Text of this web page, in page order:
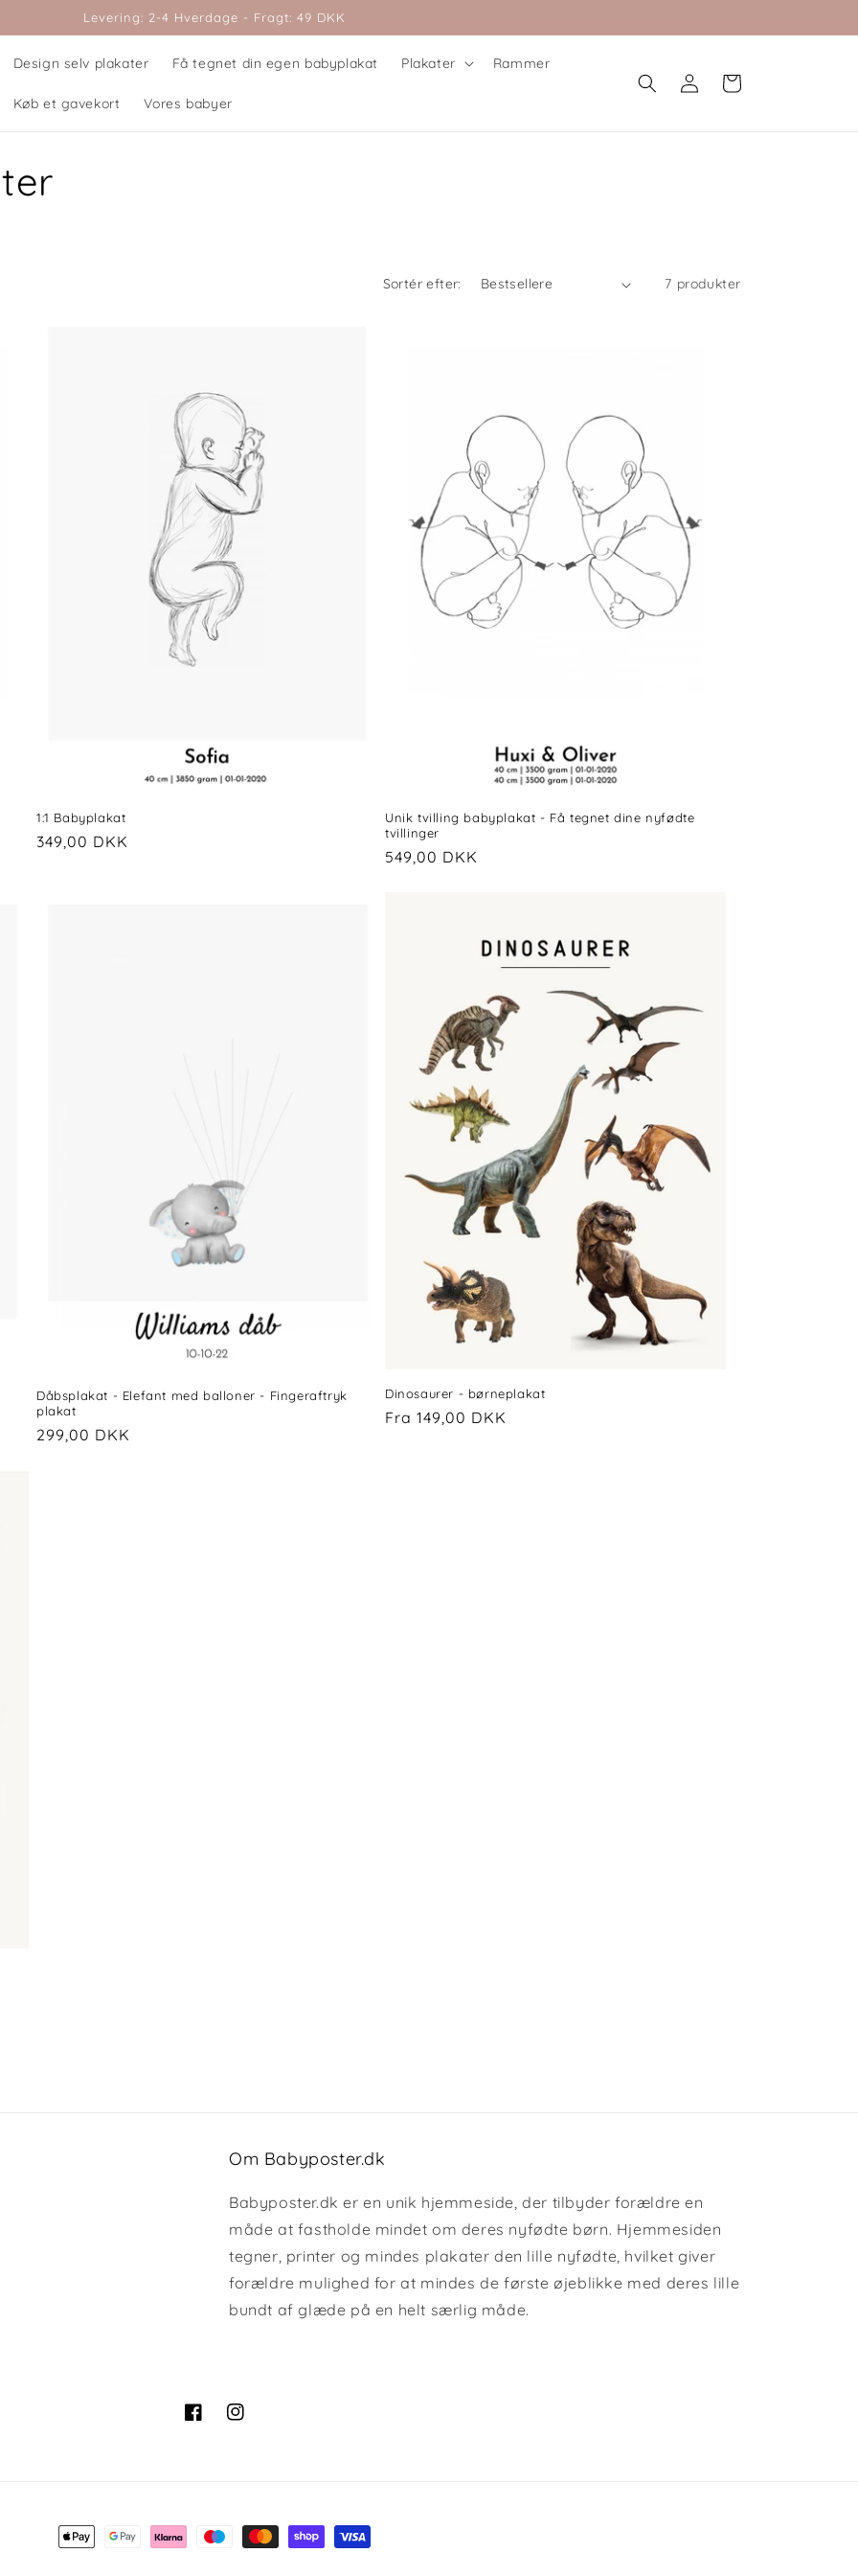
Levering: 2-4 Hverdage - Fragt: 49 DKK
Design selv plakater Få tegnet din egen babyplakat Plakater Rammer
Køb et gavekort Vores babyer
Log
ind
Indkøbskurv
Sortér efter: 7 produkter
1:1 Babyplakat
Normalpris
349,00 DKK
Unik tvilling babyplakat - Få tegnet dine nyfødte
tvillinger
Normalpris
549,00 DKK
Dåbsplakat - Elefant med balloner - Fingeraftryk
plakat
Normalpris
299,00 DKK
Dinosaurer - børneplakat
Normalpris
Fra 149,00 DKK
Om Babyposter.dk
Babyposter.dk er en unik hjemmeside, der tilbyder forældre en
måde at fastholde mindet om deres nyfødte børn. Hjemmesiden
tegner, printer og mindes plakater den lille nyfødte, hvilket giver
forældre mulighed for at mindes de første øjeblikke med deres lille
bundt af glæde på en helt særlig måde.
FacebookInstagram
Betalingsmetoder